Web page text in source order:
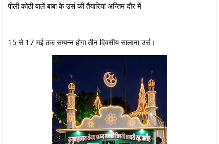
पीली कोठी वालें बाबा के उर्स की तैयारियां अन्तिम दौर में
15 से 17 मई तक सम्पन्न होगा तीन दिवसीय सालाना उर्स।